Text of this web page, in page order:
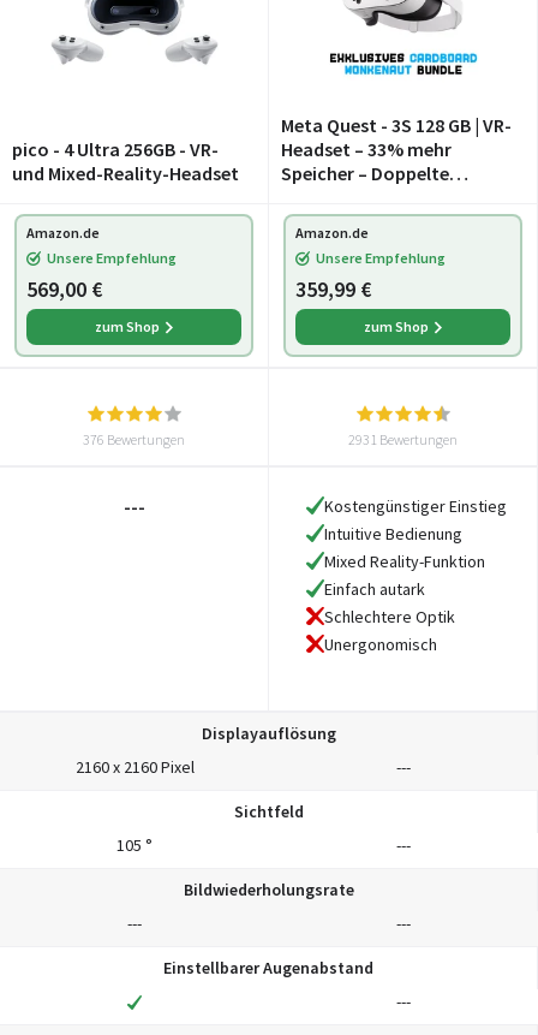
pico - 4 Ultra 256GB - VR-
und Mixed-Reality-Headset
Meta Quest - 3S 128 GB | VR-
Headset – 33% mehr
Speicher – Doppelte
Reality ohne Kabel – Gorilla
Tag Cardboard Monkenaut
Bundle – Amazon Ex
Amazon.de
Unsere Empfehlung
569,00 €
zum Shop
Amazon.de
Unsere Empfehlung
359,99 €
zum Shop
376 Bewertungen 2931 Bewertungen
---
Kostengünstiger Einstieg
Intuitive Bedienung
Mixed Reality-Funktion
Einfach autark
Schlechtere Optik
Unergonomisch
Displayauflösung
2160 x 2160 Pixel
---
Sichtfeld
105 °
---
Bildwiederholungsrate
---
---
Einstellbarer Augenabstand
---